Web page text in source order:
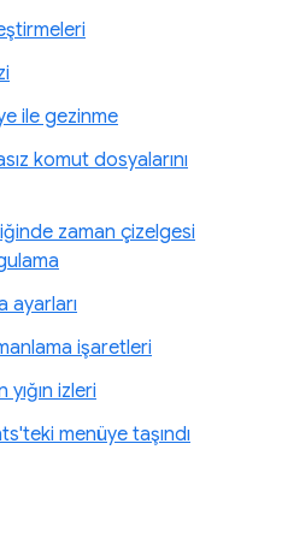
ile gezinme
komut dosyalarını
zaman çizelgesi
ayarları
işaretleri
yığın izleri
menüye taşındı